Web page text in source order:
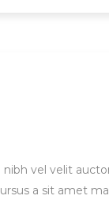
vel velit
a sit amet